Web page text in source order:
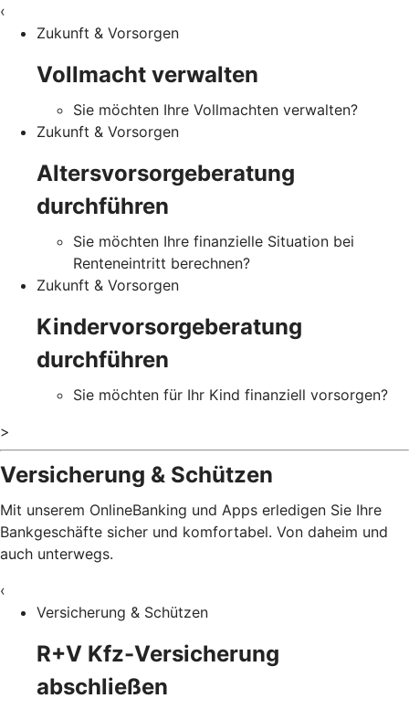
‹
Zukunft & Vorsorgen
Vollmacht verwalten
Sie möchten Ihre Vollmachten verwalten?
Zukunft & Vorsorgen
Altersvorsorgeberatung
durchführen
Sie möchten Ihre finanzielle Situation bei
Renteneintritt berechnen?
Zukunft & Vorsorgen
Kindervorsorgeberatung
durchführen
Sie möchten für Ihr Kind finanziell vorsorgen?
>
Versicherung & Schützen
Mit unserem OnlineBanking und Apps erledigen Sie Ihre
Bankgeschäfte sicher und komfortabel. Von daheim und
auch unterwegs.
‹
Versicherung & Schützen
R+V Kfz-Versicherung
abschließen